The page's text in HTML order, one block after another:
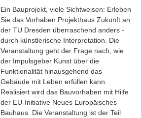
Ein Bauprojekt, viele Sichtweisen: Erleben
Sie das Vorhaben Projekthaus Zukunft an
der TU Dresden überraschend anders -
durch künstlerische Interpretation. Die
Veranstaltung geht der Frage nach, wie
der Impulsgeber Kunst über die
Funktionalität hinausgehend das
Gebäude mit Leben erfüllen kann.
Realisiert wird das Bauvorhaben mit Hilfe
der EU-Initiative Neues Europäisches
Bauhaus. Die Veranstaltung ist der Teil